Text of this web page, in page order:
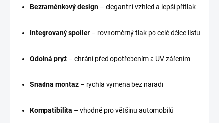
Bezraménkový design – elegantní vzhled a lepší přítlak
Integrovaný spoiler – rovnoměrný tlak po celé délce listu
Odolná pryž – chrání před opotřebením a UV zářením
Snadná montáž – rychlá výměna bez nářadí
Kompatibilita – vhodné pro většinu automobilů